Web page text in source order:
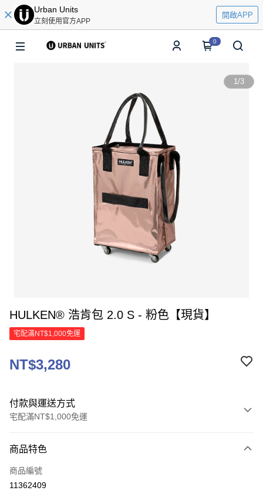
Urban Units
立刻使用官方APP
開啟APP
0
1/3
HULKEN® 浩肯包 2.0 S - 粉色【現貨】
宅配滿NT$1,000免運
NT$3,280
付款與運送方式
宅配滿NT$1,000免運
信用卡一次付款
信用卡分期付款
商品特色
商品編號
11362409